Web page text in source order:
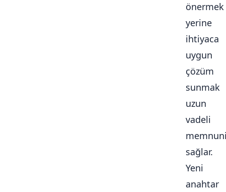
önermek
yerine
ihtiyaca
uygun
çözüm
sunmak
uzun
vadeli
sağlar.
Yeni
anahtar